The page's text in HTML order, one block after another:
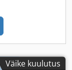
Väike kuulutus